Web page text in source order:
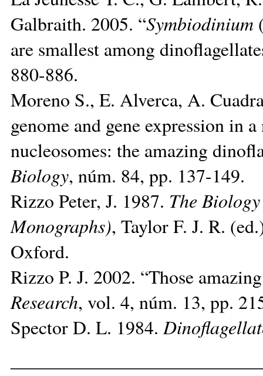
Galbraith. 2005. “Symbiodinium
are smallest among
880-886.
Moreno S., E. Alverca, A.
genome and gene expression in
nucleosomes: the amazing
Biology, núm. 84, pp. 137-149.
Rizzo Peter, J. 1987. The
Monographs), Taylor F. J. R.
Oxford.
Rizzo P. J. 2002. “Those
Research, vol. 4, núm. 13, pp.
Spector D. L. 1984.